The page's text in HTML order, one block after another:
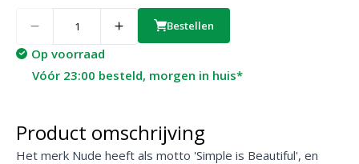
Bestellen
Op voorraad
Vóór 23:00 besteld, morgen in huis*
Product omschrijving
Het merk Nude heeft als motto 'Simple is Beautiful', en